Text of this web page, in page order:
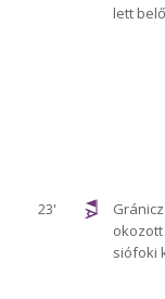
lett
23'
siófoki